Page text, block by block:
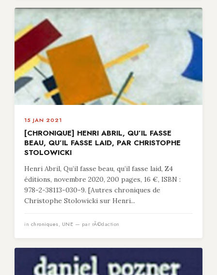
15 JAN 2021
[CHRONIQUE] HENRI ABRIL, QU’IL FASSE
BEAU, QU’IL FASSE LAID, PAR CHRISTOPHE
STOLOWICKI
Henri Abril, Qu’il fasse beau, qu’il fasse laid, Z4
éditions, novembre 2020, 200 pages, 16 €, ISBN :
978-2-38113-030-9. [Autres chroniques de
Christophe Stolowicki sur Henri...
in chroniques, UNE — par rÃ©daction